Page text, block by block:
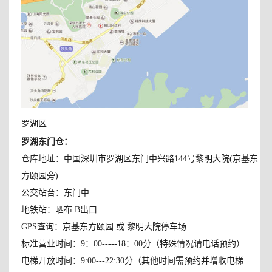
罗湖区
罗湖东门仓：
仓库地址：中国深圳市罗湖区东门中兴路144号黎明大院(京基东
方颐园旁)
公交站台：东门中
地铁站：晒布 B出口
GPS查询：京基东方颐园 或 黎明大院停车场
标准营业时间：9：00-----18：00分（特殊情况请电话预约）
电梯开放时间：9:00---22:30分（其他时间需预约并增收电梯